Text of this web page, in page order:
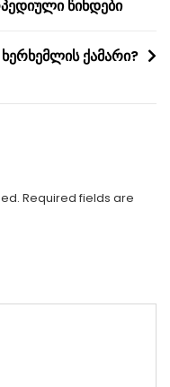
წინდები
ქამარი?
Required fields are